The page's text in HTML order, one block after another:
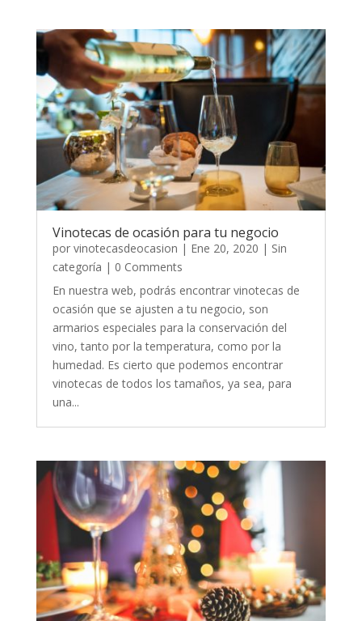
Vinotecas de ocasión para tu negocio
por vinotecasdeocasion | Ene 20, 2020 | Sin
categoría | 0 Comments
En nuestra web, podrás encontrar vinotecas de
ocasión que se ajusten a tu negocio, son
armarios especiales para la conservación del
vino, tanto por la temperatura, como por la
humedad. Es cierto que podemos encontrar
vinotecas de todos los tamaños, ya sea, para
una...